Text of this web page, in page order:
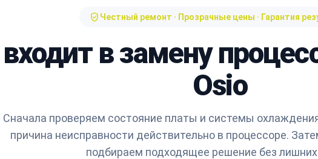
Честный ремонт · Прозрачные цены · Гарантия
в замену
Osio
Сначала проверяем состояние платы и системы
причина неисправности действительно в процессоре.
подбираем подходящее решение без